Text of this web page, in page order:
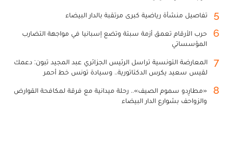
5 تفاصيل منشأة رياضية كبرى مرتقبة بالدار البيضاء
6
حرب الأرقام تعمق أزمة سبتة وتضع إسبانيا في مواجهة التضارب
المؤسساتي
7
المعارضة التونسية تراسل الرئيس الجزائري عبد المجيد تبون: دعمك
لقيس سعيد يكرس الدكتاتورية.. وسيادة تونس خط أحمر
8
«مطارِدو سموم الصيف».. رحلة ميدانية مع فرقة لمكافحة القوارض
والزواحف بشوارع الدار البيضاء